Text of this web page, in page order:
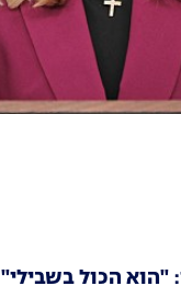
"הוא הכול בשבילי"